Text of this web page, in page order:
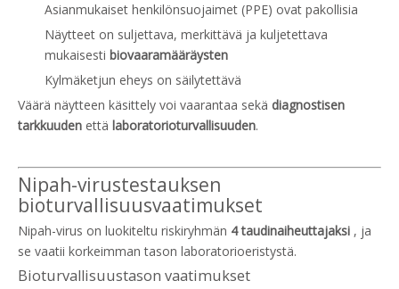
Asianmukaiset henkilönsuojaimet (PPE) ovat pakollisia
Näytteet on suljettava, merkittävä ja kuljetettava
mukaisesti biovaaramääräysten
Kylmäketjun eheys on säilytettävä
Väärä näytteen käsittely voi vaarantaa sekä diagnostisen
tarkkuuden että laboratorioturvallisuuden.
Nipah-virustestauksen
bioturvallisuusvaatimukset
Nipah-virus on luokiteltu riskiryhmän 4 taudinaiheuttajaksi , ja
se vaatii korkeimman tason laboratorioeristystä.
Bioturvallisuustason vaatimukset